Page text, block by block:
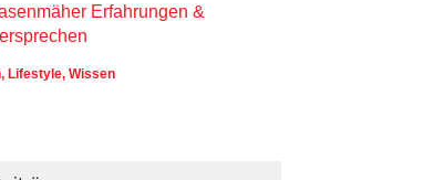
Erfahrungen &
, Lifestyle, Wissen